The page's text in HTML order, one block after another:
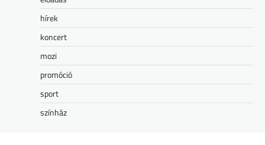
hírek
koncert
mozi
promóció
sport
színház